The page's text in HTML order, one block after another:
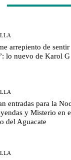
arrepiento de sentir
lo nuevo de Karol G
entradas para la
y Misterio en
del Aguacate